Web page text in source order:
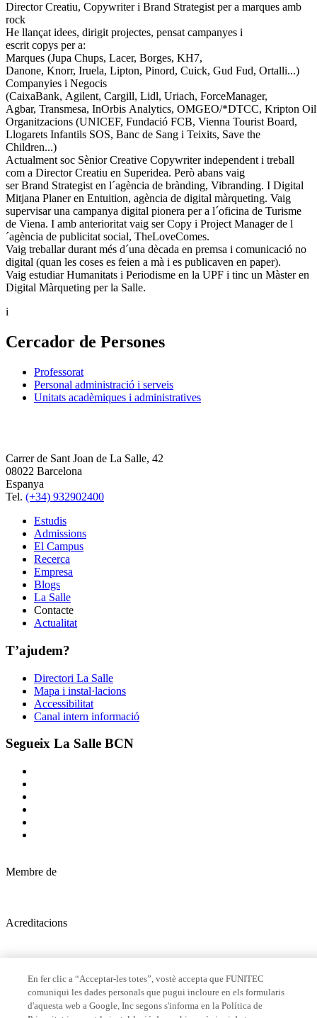
Director Creatiu, Copywriter i Brand Strategist per a marques amb
rock
He llançat idees, dirigit projectes, pensat campanyes i
escrit copys per a:
Marques (Jupa Chups, Lacer, Borges, KH7,
Danone, Knorr, Iruela, Lipton, Pinord, Cuick, Gud Fud, Ortalli...)
Companyies i Negocis
(CaixaBank, Agilent, Cargill, Lidl, Uriach, ForceManager,
Agbar, Transmesa, InOrbis Analytics, OMGEO/*DTCC, Kripton
Organitzacions (UNICEF, Fundació FCB, Vienna Tourist Board,
Llogarets Infantils SOS, Banc de Sang i Teixits, Save the
Children...)
Actualment soc Sènior Creative Copywriter independent i treball
com a Director Creatiu en Superidea. Però abans vaig
ser Brand Strategist en l´agència de brànding, Vibranding. I Digital
Mitjana Planer en Entuition, agència de digital màrqueting. Vaig
supervisar una campanya digital pionera per a l´oficina de Turisme
de Viena. I amb anterioritat vaig ser Copy i Project Manager de l
´agència de publicitat social, TheLoveComes.
Vaig treballar durant més d´una dècada en premsa i comunicació no
digital (quan les coses es feien a mà i es publicaven en paper).
Vaig estudiar Humanitats i Periodisme en la UPF i tinc un Màster en
Digital Màrqueting per la Salle.
i
Cercador de Persones
Professorat
Personal administració i serveis
Unitats acadèmiques i administratives
Carrer de Sant Joan de La Salle, 42
08022 Barcelona
Espanya
Tel. (+34) 932902400
Estudis
Admissions
El Campus
Recerca
Empresa
Blogs
La Salle
Contacte
Actualitat
T’ajudem?
Directori La Salle
Mapa i instal·lacions
Accessibilitat
Canal intern informació
Segueix La Salle BCN
Membre de
Acreditacions
privacitat|Política de cookies
En fer clic a “Acceptar-les totes”, vostè accepta que FUNITEC
comuniqui les dades personals que pugui incloure en els formularis
d'aquesta web a Google, Inc segons s'informa en la Política de